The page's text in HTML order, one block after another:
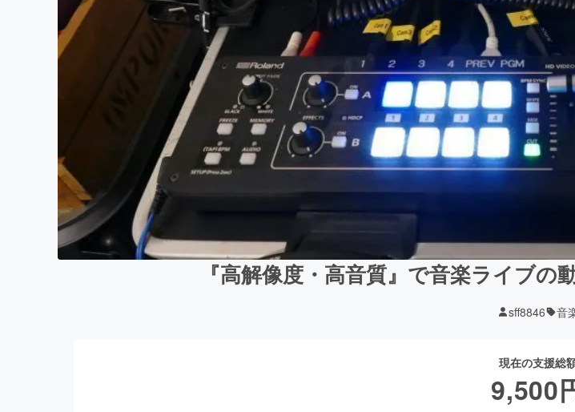
『高解像度・高音質』で音楽ライブの
sff8846 音
現在の支援総
9,500